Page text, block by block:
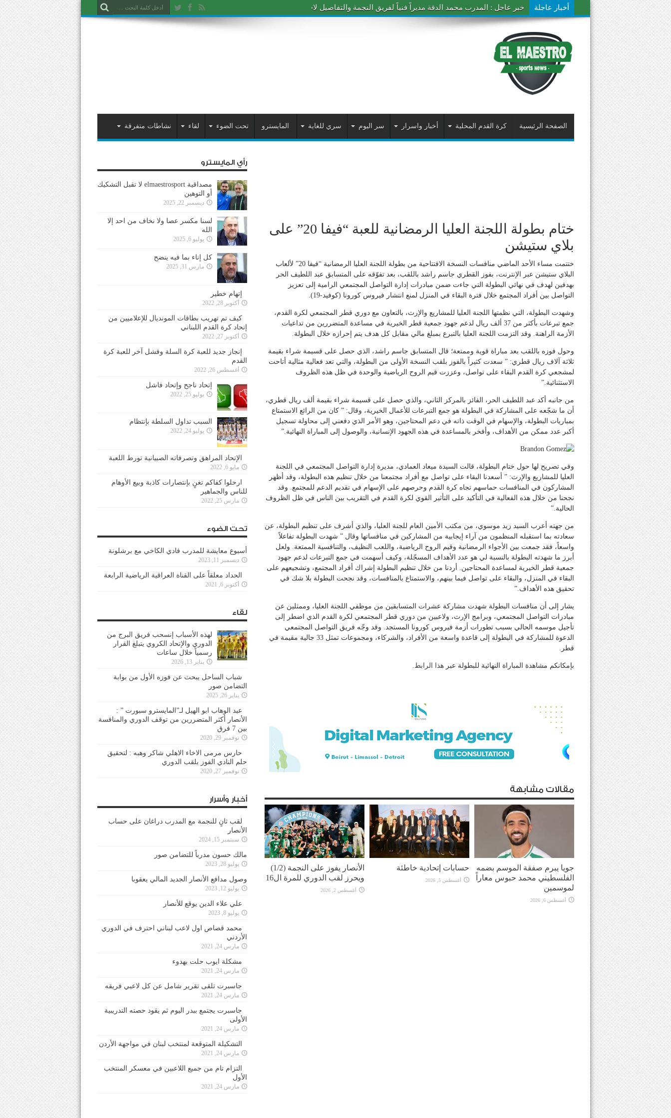
أخبار عاجلة خبر عاجل : المدرب محمد الدقة مديراً فنياً لفريق النجمة والتفاصيل لاحقاً
الصفحة الرئيسية كرة القدم المحلية أخبار واسرار سر اليوم سري للغاية المايسترو تحت الضوء لقاء نشاطات متفرقة
ختام بطولة اللجنة العليا الرمضانية للعبة “فيفا 20” على
بلاي ستيشن
ختتمت مساء الأحد الماضي منافسات النسخة الافتتاحية من بطولة اللجنة العليا الرمضانية “فيفا 20” لألعاب
البلاي ستيشن عبر الإنترنت، بفوز القطري جاسم راشد باللقب، بعد تفوّقه على المتسابق عبد اللطيف الحر
بهدفين لهدف في نهائي البطولة التي جاءت ضمن مبادرات إدارة التواصل المجتمعي الرامية إلى تعزيز
التواصل بين أفراد المجتمع خلال فترة البقاء في المنزل لمنع انتشار فيروس كورونا (كوفيد-19).
وشهدت البطولة، التي نظمتها اللجنة العليا للمشاريع والإرث، بالتعاون مع دوري قطر المجتمعي لكرة القدم،
جمع تبرعات بأكثر من 37 ألف ريال لدعم جهود جمعية قطر الخيرية في مساعدة المتضررين من تداعيات
الأزمة الراهنة. وقد التزمت اللجنة العليا بالتبرع بمبلغ مالي مقابل كل هدف يتم إحرازه خلال البطولة.
وحول فوزه باللقب بعد مباراة قوية وممتعة؛ قال المتسابق جاسم راشد، الذي حصل على قسيمة شراء بقيمة
ثلاثة آلاف ريال قطري: ” سعدت كثيراً بالفوز بلقب النسخة الأولى من البطولة، والتي تعد فعالية مثالية أتاحت
لمشجعي كرة القدم البقاء على تواصل، وعززت قيم الروح الرياضية والوحدة في ظل هذه الظروف
الاستثنائية.”
من جانبه أكد عبد اللطيف الحر، الفائز بالمركز الثاني، والذي حصل على قسيمة شراء بقيمة ألف ريال قطري،
أن ما شجّعه على المشاركة في البطولة هو جمع التبرعات للأعمال الخيرية، وقال: ” كان من الرائع الاستمتاع
بمباريات البطولة، والإسهام في الوقت ذاته في دعم المحتاجين، وهو الأمر الذي دفعني إلى محاولة تسجيل
أكبر عدد ممكن من الأهداف، وأفخر بالمساعدة في هذه الجهود الإنسانية، والوصول إلى المباراة النهائية.”
وفي تصريح لها حول ختام البطولة، قالت السيدة ميعاد العمادي، مديرة إدارة التواصل المجتمعي في اللجنة
العليا للمشاريع والإرث: ” أسعدنا البقاء على تواصل مع أفراد مجتمعنا من خلال تنظيم هذه البطولة، وقد أظهر
المشاركون في المنافسات حماسهم تجاه كرة القدم وحرصهم على الإسهام في تقديم الدعم للمجتمع. وقد
نجحنا من خلال هذه الفعالية في التأكيد على التأثير القوي لكرة القدم في التقريب بين الناس في ظل الظروف
الحالية.”
من جهته أعرب السيد زيد موسوي، من مكتب الأمين العام للجنة العليا، والذي أشرف على تنظيم البطولة، عن
سعادته بما استقبله المنظمون من آراء إيجابية من المشاركين في منافساتها وقال ” شهدت البطولة تفاعلاً
واسعاً، فقد جمعت بين الأجواء الرمضانية وقيم الروح الرياضية، واللعب النظيف، والتنافسية الممتعة. ولعل
أبرز ما شهدته البطولة بالنسبة لي هو عدد الأهداف المسجّلة، وكيف أسهمت في جمع التبرعات لدعم جهود
جمعية قطر الخيرية لمساعدة المحتاجين. أردنا من خلال تنظيم البطولة إشراك أفراد المجتمع، وتشجيعهم على
البقاء في المنزل، والبقاء على تواصل فيما بينهم، والاستمتاع بالمنافسات، وقد نجحت البطولة بلا شك في
تحقيق هذه الأهداف.”
يشار إلى أن منافسات البطولة شهدت مشاركة عشرات المتسابقين من موظفي اللجنة العليا، وممثلين عن
مبادرات التواصل المجتمعي، وبرامج الإرث، ولاعبين من دوري قطر المجتمعي لكرة القدم الذي اضطر إلى
تأجيل موسمه الحالي بسبب تطورات أزمة فيروس كورونا المستجد. وقد وجّه فريق التواصل المجتمعي
الدعوة للمشاركة في البطولة إلى قاعدة واسعة من الأفراد، والشركاء، ومجموعات تمثل 33 جالية مقيمة في
قطر.
بإمكانكم مشاهدة المباراة النهائية للبطولة عبرهذا الرابط.
مقالات مشابهة
جويا يبرم صفقة الموسم بضمه
الفلسطيني محمد حبوس معاراً
لموسمين
أغسطس 6, 2026
حسابات إتحادية خاطئة
أغسطس 5, 2026
الأنصار يفوز على النجمة (1/2)
ويحرز لقب الدوري للمرة ال16
أغسطس 2, 2026
رأي المايسترو
مصداقية elmaestrosport لا تقبل التشكيك
أو التوهين
ديسمبر 22, 2025
لسنا مكسر عصا ولا نخاف من احد إلا
الله
يوليو 6, 2025
كل إناء بما فيه ينضح
مارس 31, 2025
إتهام خطير
أكتوبر 28, 2022
كيف تم تهريب بطاقات المونديال للإعلاميين من
إتحاد كرة القدم اللبناني
أكتوبر 27, 2022
إنجاز جديد للعبة كرة السلة وفشل آخر للعبة كرة
القدم
أغسطس 26, 2022
إتحاد ناجح وإتحاد فاشل
يوليو 25, 2022
السبب تداول السلطة بإنتظام
يوليو 24, 2022
الإتحاد المراهق وتصرفاته الصبيانية تورط اللعبة
مايو 6, 2022
ارحلوا كفاكم تغنٍ بإنتصارات كاذبة وبيع الأوهام
للناس والجماهير
مارس 25, 2022
تحت الضوء
أسبوع معايشة للمدرب فادي الكاخي مع برشلونة
ديسمبر 11, 2023
الحداد معلقاً على القناة العراقية الرياضية الرابعة
أكتوبر 6, 2021
لقاء
لهذه الأسباب إنسحب فريق البرج من
الدوري والإتحاد الكروي يتبلغ القرار
رسمياً خلال ساعات
يناير 13, 2026
شباب الساحل يبحث عن فوزه الأول من بوابة
التضامن صور
يناير 26, 2025
عبد الوهاب ابو الهيل لـ”المايسترو سبورت ” :
الأنصار أكثر المتضررين من توقف الدوري والمنافسة
بين 7 فرق
نوفمبر 29, 2020
حارس مرمى الاخاء الاهلي شاكر وهبه : لتحقيق
حلم النادي الفوز بلقب الدوري
نوفمبر 27, 2020
أخبار وأسرار
لقب ثانٍ للنجمة مع المدرب دراغان على حساب
الأنصار
سبتمبر 15, 2024
مالك حسون مدرباً للتضامن صور
يوليو 28, 2023
وصول مدافع الأنصار الجديد المالي يعقوبا
يوليو 12, 2023
علي علاء الدين يوقع للأنصار
يوليو 8, 2023
محمد قصاص اول لاعب لبناني احترف في الدوري
الأردني
مارس 24, 2021
مشكلة ايوب حلت بهدوء
مارس 24, 2021
جاسبرت تلقى تقرير شامل عن كل لاعبي فريقه
مارس 24, 2021
جاسبرت يجتمع ببدر اليوم ثم يقود حصته التدريبية
الأولى
مارس 24, 2021
التشكيلة المتوقعة لمنتخب لبنان في مواجهة الأردن
مارس 24, 2021
التزام تام من جميع اللاعبين في معسكر المنتخب
الأول
مارس 24, 2021